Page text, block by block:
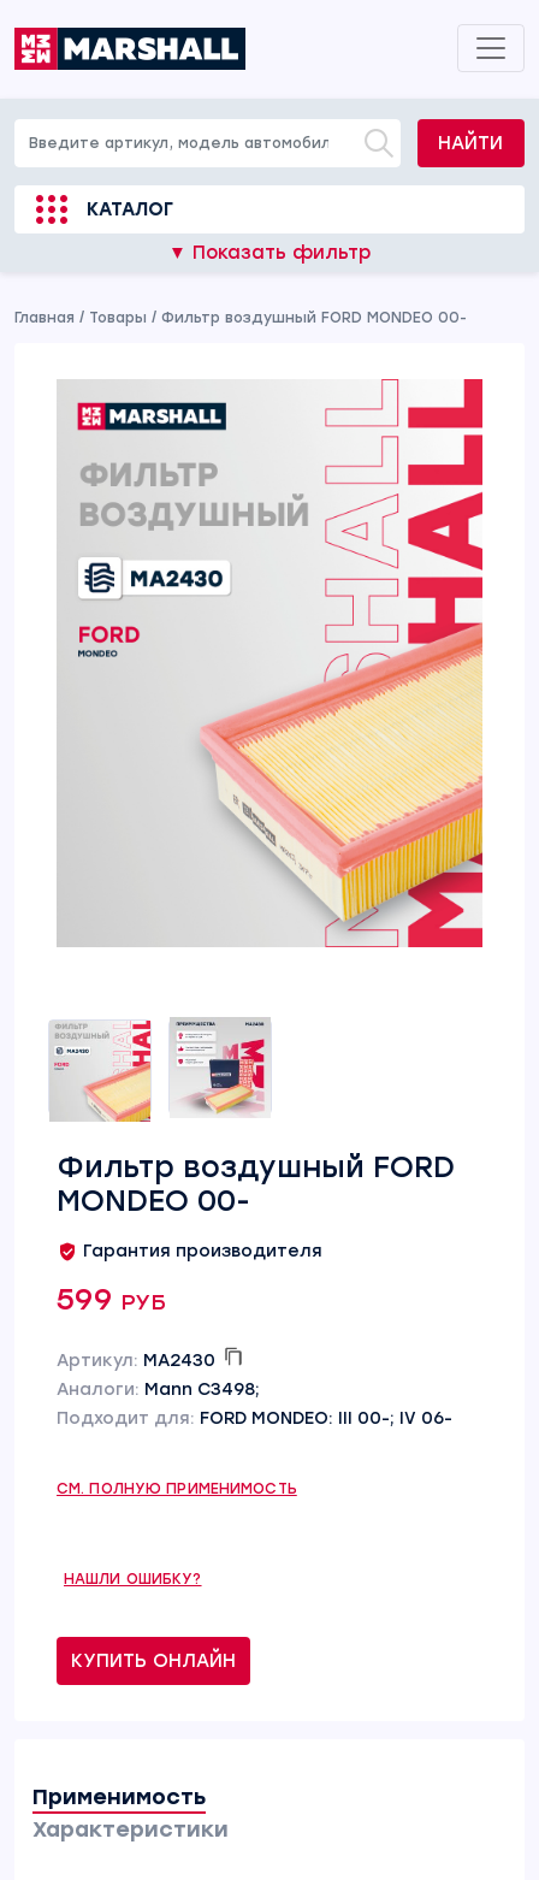
НАЙТИ
КАТАЛОГ
▼ Показать фильтр
Главная / Товары / Фильтр воздушный FORD MONDEO 00-
Фильтр воздушный FORD
MONDEO 00-
Гарантия производителя
599 руб
Артикул: MA2430
Аналоги: Mann C3498;
Подходит для: FORD MONDEO: III 00-; IV 06-
СМ. ПОЛНУЮ ПРИМЕНИМОСТЬ
НАШЛИ ОШИБКУ?
КУПИТЬ ОНЛАЙН
Применимость
Характеристики